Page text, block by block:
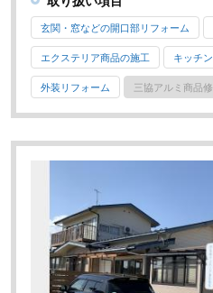
玄関・窓などの開口部リフォーム
エクステリア商品の施工 キッチ
外装リフォーム 三協アルミ商品